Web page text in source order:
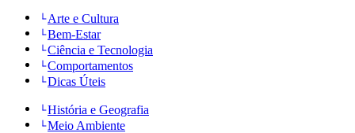
Arte e Cultura
Bem-Estar
Ciência e Tecnologia
Comportamentos
Dicas Úteis
História e Geografia
Meio Ambiente